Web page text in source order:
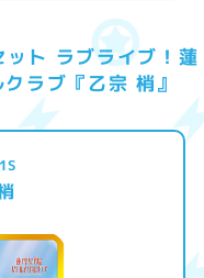
ト ラブライブ！蓮
ラブ『乙宗 梢』